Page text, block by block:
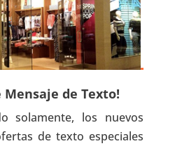
Mensaje de Texto!
solamente, los nuevos
de texto especiales